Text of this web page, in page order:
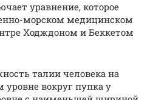
уравнение, которое
морском медицинском
Ходждоном и Беккетом
талии человека на
уровне вокруг пупка у